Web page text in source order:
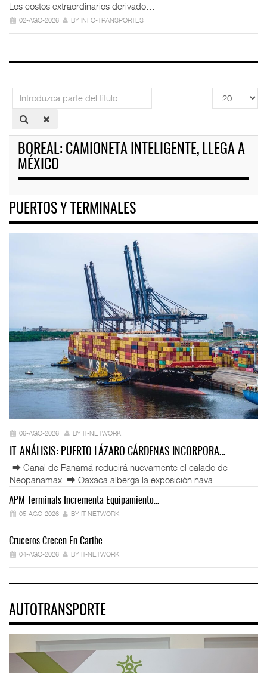
Los costos extraordinarios derivado…
02-AGO-2026 BY INFO-TRANSPORTES
Introduzca
parte
del
Cantidad
a
BOREAL: CAMIONETA INTELIGENTE, LLEGA A
MÉXICO
PUERTOS Y TERMINALES
06-AGO-2026 BY IT-NETWORK
IT-ANÁLISIS: PUERTO LÁZARO CÁRDENAS INCORPORA…
⮕ Canal de Panamá reducirá nuevamente el calado de
Neopanamax ⮕ Oaxaca alberga la exposición nava ...
APM Terminals Incrementa Equipamiento…
05-AGO-2026 BY IT-NETWORK
Cruceros Crecen En Caribe…
04-AGO-2026 BY IT-NETWORK
AUTOTRANSPORTE